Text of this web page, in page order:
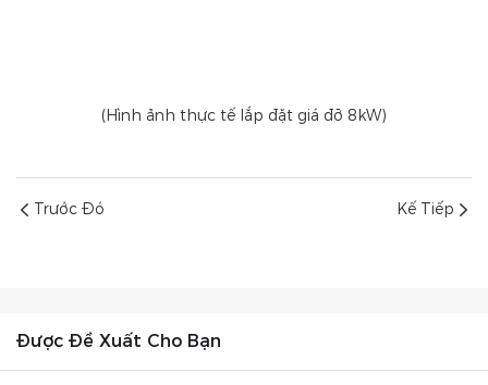
(Hình ảnh thực tế lắp đặt giá đỡ 8kW)
Trước Đó Kế Tiếp
Được Đề Xuất Cho Bạn